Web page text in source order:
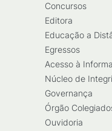
Concursos
Editora
Educação a
Egressos
Acesso à
Núcleo de
Governança
Órgão
Ouvidoria